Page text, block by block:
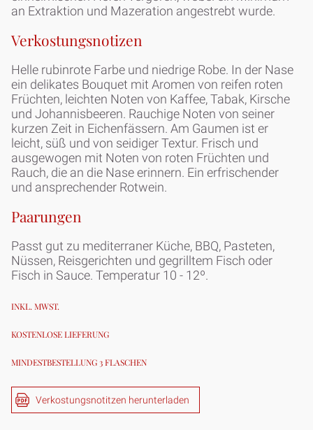
an Extraktion und Mazeration angestrebt wurde.
Verkostungsnotizen
Helle rubinrote Farbe und niedrige Robe. In der Nase
ein delikates Bouquet mit Aromen von reifen roten
Früchten, leichten Noten von Kaffee, Tabak, Kirsche
und Johannisbeeren. Rauchige Noten von seiner
kurzen Zeit in Eichenfässern. Am Gaumen ist er
leicht, süß und von seidiger Textur. Frisch und
ausgewogen mit Noten von roten Früchten und
Rauch, die an die Nase erinnern. Ein erfrischender
und ansprechender Rotwein.
Paarungen
Passt gut zu mediterraner Küche, BBQ, Pasteten,
Nüssen, Reisgerichten und gegrilltem Fisch oder
Fisch in Sauce. Temperatur 10 - 12º.
INKL. MWST.
KOSTENLOSE LIEFERUNG
MINDESTBESTELLUNG 3 FLASCHEN
Verkostungsnotitzen herunterladen